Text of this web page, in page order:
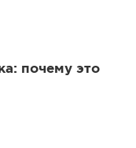
почему это